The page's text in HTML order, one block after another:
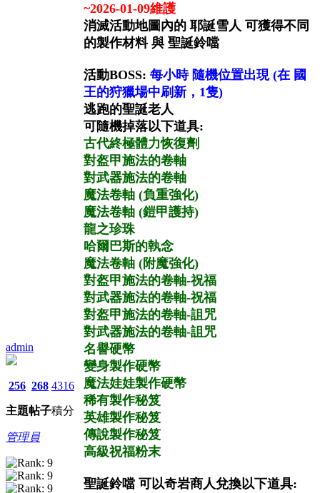
admin
256
主題
268
帖子
4316
積分
管理員
~2026-01-09維護
消滅活動地圖內的 耶誕雪人 可獲得不同
的製作材料 與 聖誕鈴噹
活動BOSS: 每小時 隨機位置出現 (在 國
王的狩獵場中刷新，1隻)
逃跑的聖誕老人
可隨機掉落以下道具:
古代終極體力恢復劑
對盔甲施法的卷軸
對武器施法的卷軸
魔法卷軸 (負重強化)
魔法卷軸 (鎧甲護持)
龍之珍珠
哈爾巴斯的執念
魔法卷軸 (附魔強化)
對盔甲施法的卷軸-祝福
對武器施法的卷軸-祝福
對盔甲施法的卷軸-詛咒
對武器施法的卷軸-詛咒
名譽硬幣
變身製作硬幣
魔法娃娃製作硬幣
稀有製作秘笈
英雄製作秘笈
傳說製作秘笈
高級祝福粉末
聖誕鈴噹 可以奇岩商人兌換以下道具: